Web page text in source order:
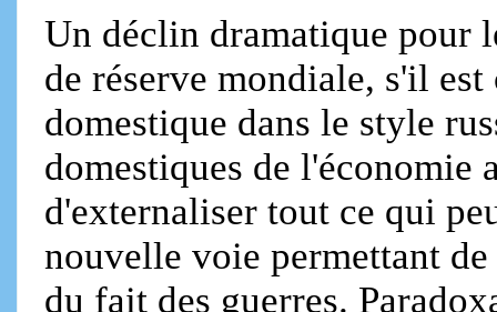
Un déclin dramatique pour
de réserve mondiale, s'il
domestique dans le style
domestiques de
d'externaliser tout ce qui
nouvelle voie permettant
du fait des guerres.